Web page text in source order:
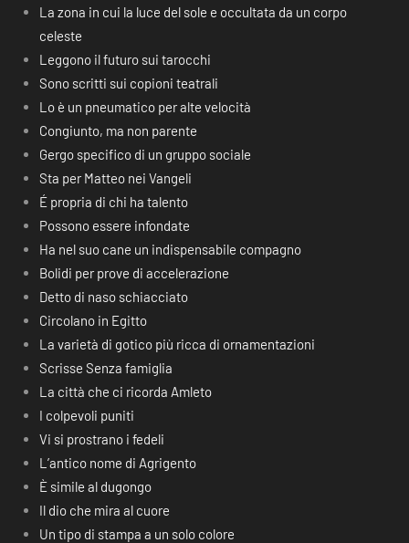
La zona in cui la luce del sole e occultata da un corpo
celeste
Leggono il futuro sui tarocchi
Sono scritti sui copioni teatrali
Lo è un pneumatico per alte velocità
Congiunto, ma non parente
Gergo specifico di un gruppo sociale
Sta per Matteo nei Vangeli
É propria di chi ha talento
Possono essere infondate
Ha nel suo cane un indispensabile compagno
Bolidi per prove di accelerazione
Detto di naso schiacciato
Circolano in Egitto
La varietà di gotico più ricca di ornamentazioni
Scrisse Senza famiglia
La città che ci ricorda Amleto
I colpevoli puniti
Vi si prostrano i fedeli
L’antico nome di Agrigento
È simile al dugongo
Il dio che mira al cuore
Un tipo di stampa a un solo colore